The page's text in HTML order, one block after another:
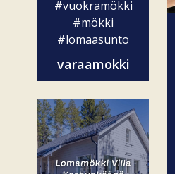
#vuokramökki
#mökki
#lomaasunto
varaamokki